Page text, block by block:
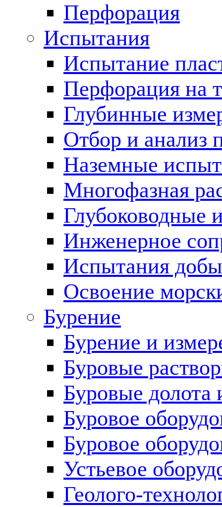
Перфорация
Испытания
Испытание
Перфорация на
Глубинные
Отбор и анализ
Наземные
Многофазная
Глубоководные
Инженерное
Испытания
Освоение
Бурение
Бурение и
Буровые
Буровые долота
Буровое
Буровое
Устьевое
Геолого-